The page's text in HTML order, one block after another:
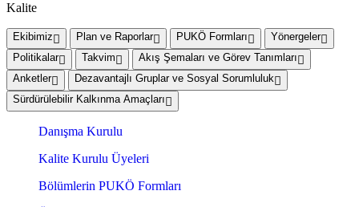
Kalite
Ekibimiz Plan ve Raporlar PUKÖ Formları
Yönergeler
Politikalar
Takvim
Akış Şemaları ve Görev Tanımları
Anketler
Dezavantajlı Gruplar ve Sosyal Sorumluluk
Sürdürülebilir Kalkınma Amaçları
Danışma Kurulu
Kalite Kurulu Üyeleri
Bölümlerin PUKÖ Formları